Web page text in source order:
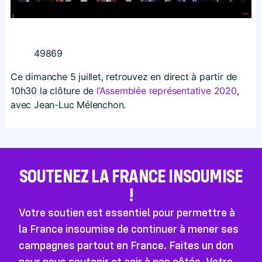
49869
Ce dimanche 5 juillet, retrouvez en direct à partir de
10h30 la clôture de l’Assemblée représentative 2020,
avec Jean-Luc Mélenchon.
SOUTENEZ LA FRANCE INSOUMISE
!
Votre soutien est essentiel pour permettre à
la France insoumise de continuer à mener ses
campagnes partout en France. Faites un don